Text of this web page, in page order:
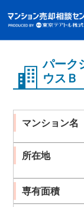
パーク
ウスＢ
マンション名
所在地
専有面積